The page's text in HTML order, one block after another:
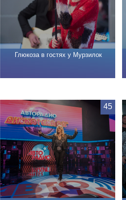
Глюкоза в гостях у Мурзилок
45